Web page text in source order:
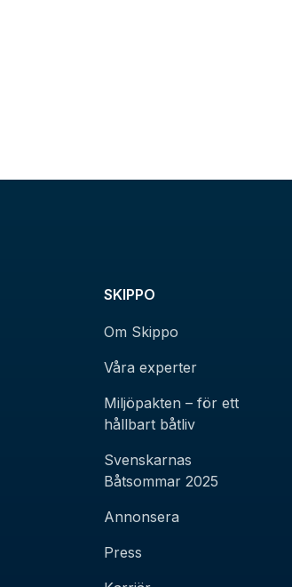
SKIPPO
Om Skippo
Våra experter
Miljöpakten – för ett
hållbart båtliv
Svenskarnas
Båtsommar 2025
Annonsera
Press